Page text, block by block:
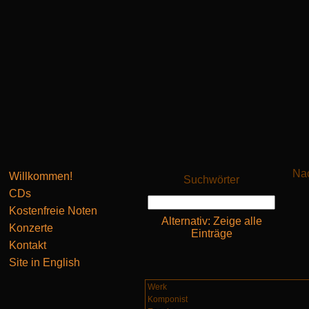
Willkommen!
CDs
Kostenfreie Noten
Konzerte
Kontakt
Site in English
Suchwörter
Alternativ: Zeige alle
Einträge
Werk
Komponist